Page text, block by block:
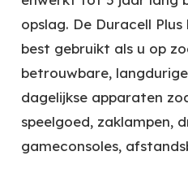
opslag. De Duracell
best gebruikt als u op
betrouwbare,
dagelijkse apparaten
speelgoed, zaklampen,
gameconsoles,